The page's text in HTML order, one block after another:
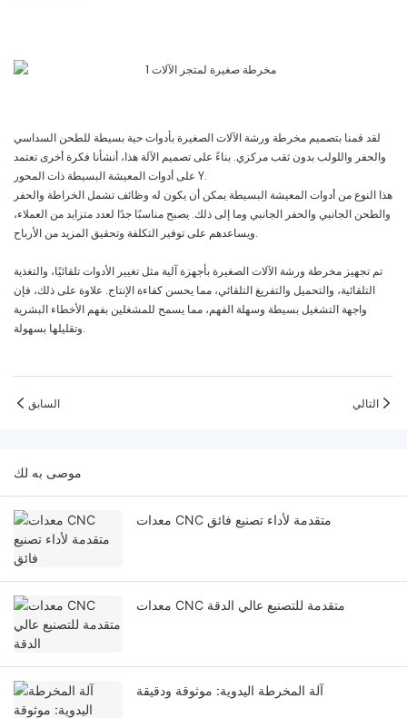
لقد قمنا بتصميم مخرطة ورشة الآلات الصغيرة بأدوات حية بسيطة للطحن السداسي
والحفر واللولب بدون ثقب مركزي. بناءً على تصميم الآلة هذا، أنشأنا فكرة أخرى تعتمد
على أدوات المعيشة البسيطة ذات المحور Y.
هذا النوع من أدوات المعيشة البسيطة يمكن أن يكون له وظائف تشمل الخراطة والحفر
والطحن الجانبي والحفر الجانبي وما إلى ذلك. يصبح مناسبًا جدًا لعدد متزايد من العملاء،
ويساعدهم على توفير التكلفة وتحقيق المزيد من الأرباح.
تم تجهيز مخرطة ورشة الآلات الصغيرة بأجهزة آلية مثل تغيير الأدوات تلقائيًا، والتغذية
التلقائية، والتحميل والتفريغ التلقائي، مما يحسن كفاءة الإنتاج. علاوة على ذلك، فإن
واجهة التشغيل بسيطة وسهلة الفهم، مما يسمح للمشغلين بفهم الأخطاء البشرية
وتقليلها بسهولة.
السابق التالي
موصى به لك
معدات CNC متقدمة لأداء تصنيع فائق
معدات CNC متقدمة للتصنيع عالي الدقة
آلة المخرطة اليدوية: موثوقة ودقيقة